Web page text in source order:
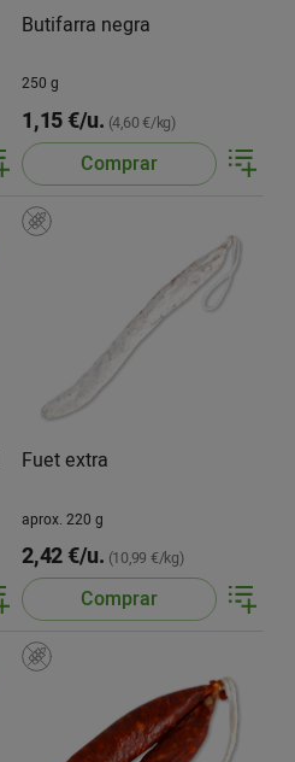
Butifarra negra
250 g
1,15 €/u. (4,60 €/kg)
Comprar
Fuet extra
aprox. 220 g
2,42 €/u. (10,99 €/kg)
Comprar